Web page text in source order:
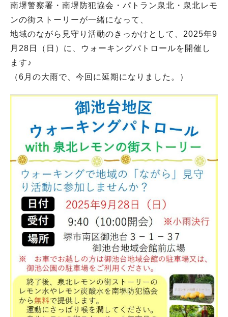
南堺警察署・南堺防犯協会・パトラン泉北・泉北レモ
ンの街ストーリーが一緒になって、
地域のながら見守り活動のきっかけとして、2025年9
月28日（日）に、ウォーキングパトロールを開催し
ます♪
（6月の大雨で、今回に延期になりました。）